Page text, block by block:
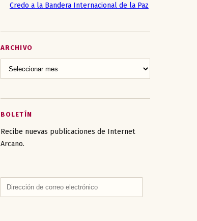
Credo a la Bandera Internacional de la Paz
ARCHIVO
BOLETÍN
Recibe nuevas publicaciones de Internet
Arcano.
Dirección
de